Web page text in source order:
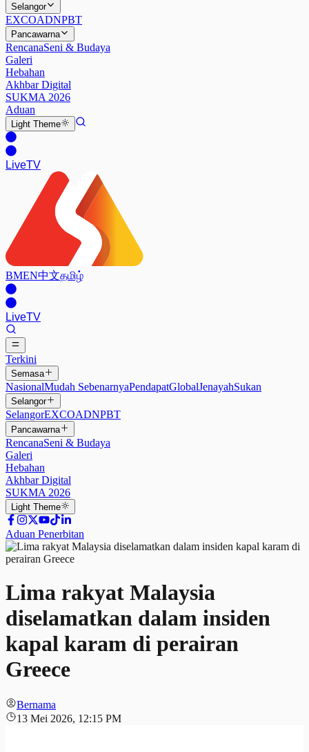
Selangor
EXCOADNPBT
Pancawarna
RencanaSeni & Budaya
Galeri
Hebahan
Akhbar Digital
SUKMA 2026
Aduan
Light Theme
LiveTV
BMEN中文தமிழ்
LiveTV
Terkini
Semasa
NasionalMudah SebenarnyaPendapatGlobalJenayahSukan
Selangor
SelangorEXCOADNPBT
Pancawarna
RencanaSeni & Budaya
Galeri
Hebahan
Akhbar Digital
SUKMA 2026
Light Theme
Aduan Penerbitan
Lima rakyat Malaysia
diselamatkan dalam insiden
kapal karam di perairan
Greece
Bernama
13 Mei 2026, 12:15 PM